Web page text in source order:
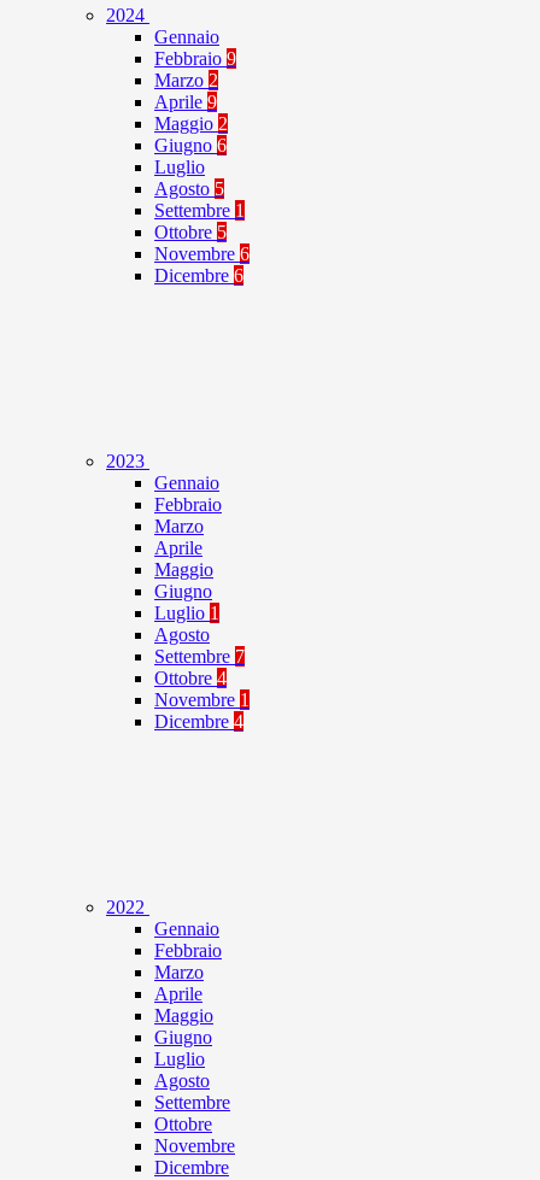
2024
Gennaio
Febbraio 9
Marzo 2
Aprile 9
Maggio 2
Giugno 6
Luglio
Agosto 5
Settembre 1
Ottobre 5
Novembre 6
Dicembre 6
2023
Gennaio
Febbraio
Marzo
Aprile
Maggio
Giugno
Luglio 1
Agosto
Settembre 7
Ottobre 4
Novembre 1
Dicembre 4
2022
Gennaio
Febbraio
Marzo
Aprile
Maggio
Giugno
Luglio
Agosto
Settembre
Ottobre
Novembre
Dicembre